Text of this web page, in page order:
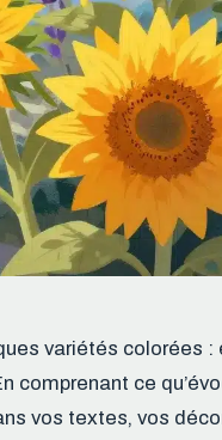
variétés colorées
comprenant ce
vos textes, vos